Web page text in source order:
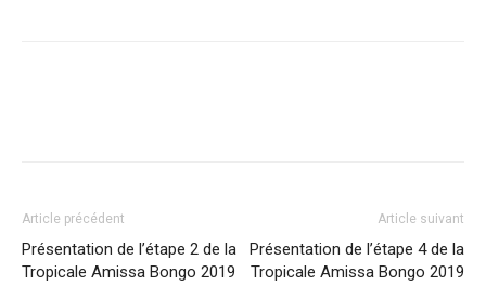
Article précédent
Présentation de l’étape 2 de la
Tropicale Amissa Bongo 2019
Article suivant
Présentation de l’étape 4 de la
Tropicale Amissa Bongo 2019